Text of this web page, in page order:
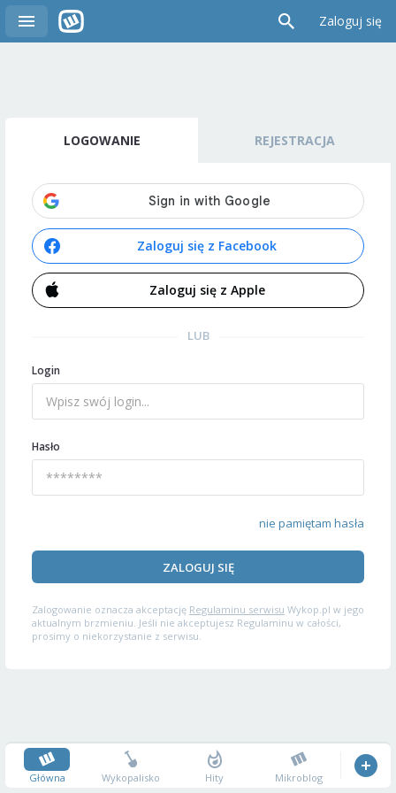
Zaloguj się
LOGOWANIE REJESTRACJA
Zaloguj się z Facebook
Zaloguj się z Apple
LUB
Login
Hasło
nie pamiętam hasła
ZALOGUJ SIĘ
Zalogowanie oznacza akceptację Regulaminu serwisu Wykop.pl w jego
aktualnym brzmieniu. Jeśli nie akceptujesz Regulaminu w całości,
prosimy o niekorzystanie z serwisu.
Główna Wykopalisko Hity Mikroblog